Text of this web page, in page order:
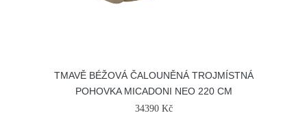
TMAVĚ BÉŽOVÁ ČALOUNĚNÁ TROJMÍSTNÁ
POHOVKA MICADONI NEO 220 CM
34390 Kč